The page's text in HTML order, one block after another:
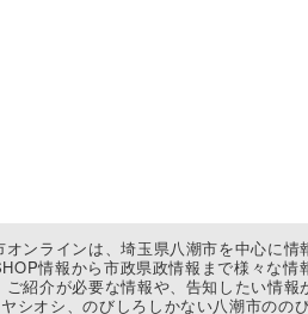
オンラインは、埼玉県八潮市を中心に
情報から市政県政情報まで様々な情
ご紹介が必要な情報や、告知したい情報
シオシ、のびしろしかない八潮市のの